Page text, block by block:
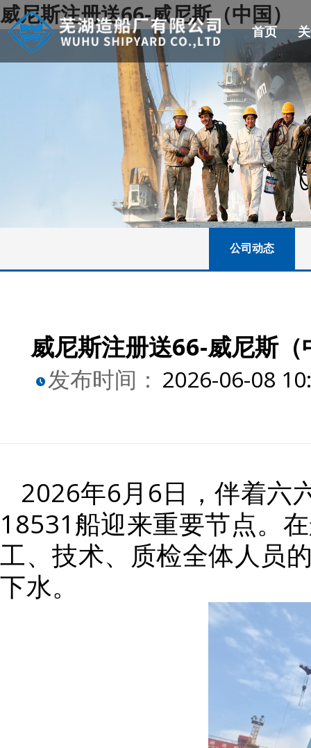
威尼斯注册送66-威尼斯（中国）
首页
公司动态
威尼斯注册送66-威尼斯
发布时间： 2026-06-08
2026年6月6日，伴着六
18531船迎来重要节点。
工、技术、质检全体人员
下水。